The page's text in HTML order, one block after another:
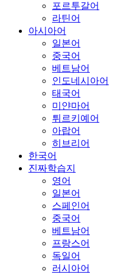
포르투갈어
라틴어
아시아어
일본어
중국어
베트남어
인도네시아어
태국어
미얀마어
튀르키예어
아랍어
히브리어
한국어
진짜학습지
영어
일본어
스페인어
중국어
베트남어
프랑스어
독일어
러시아어